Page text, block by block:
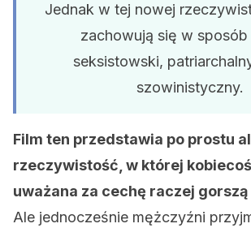
Jednak w tej nowej
zachowują się w
seksistowski,
szowinistyczny.
Film ten przedstawia po prostu
rzeczywistość, w której
uważana za cechę raczej
Ale jednocześnie mężczyźni